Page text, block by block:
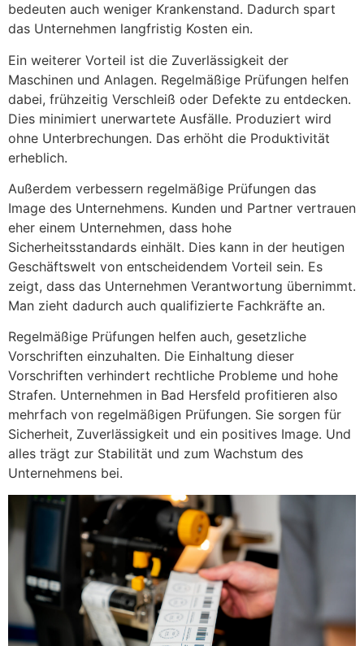
bedeuten auch weniger Krankenstand. Dadurch spart
das Unternehmen langfristig Kosten ein.
Ein weiterer Vorteil ist die Zuverlässigkeit der
Maschinen und Anlagen. Regelmäßige Prüfungen helfen
dabei, frühzeitig Verschleiß oder Defekte zu entdecken.
Dies minimiert unerwartete Ausfälle. Produziert wird
ohne Unterbrechungen. Das erhöht die Produktivität
erheblich.
Außerdem verbessern regelmäßige Prüfungen das
Image des Unternehmens. Kunden und Partner vertrauen
eher einem Unternehmen, dass hohe
Sicherheitsstandards einhält. Dies kann in der heutigen
Geschäftswelt von entscheidendem Vorteil sein. Es
zeigt, dass das Unternehmen Verantwortung übernimmt.
Man zieht dadurch auch qualifizierte Fachkräfte an.
Regelmäßige Prüfungen helfen auch, gesetzliche
Vorschriften einzuhalten. Die Einhaltung dieser
Vorschriften verhindert rechtliche Probleme und hohe
Strafen. Unternehmen in Bad Hersfeld profitieren also
mehrfach von regelmäßigen Prüfungen. Sie sorgen für
Sicherheit, Zuverlässigkeit und ein positives Image. Und
alles trägt zur Stabilität und zum Wachstum des
Unternehmens bei.